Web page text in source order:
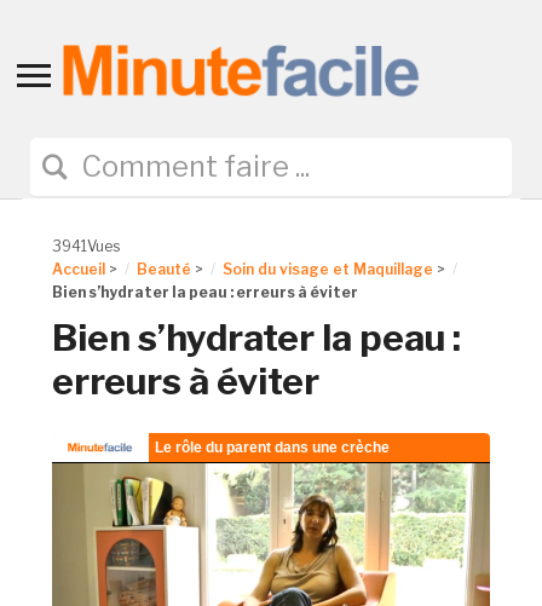
Toggle
navigation
3941Vues
Accueil > Beauté > Soin du visage et Maquillage >
Bien s’hydrater la peau : erreurs à éviter
Bien s’hydrater la peau :
erreurs à éviter